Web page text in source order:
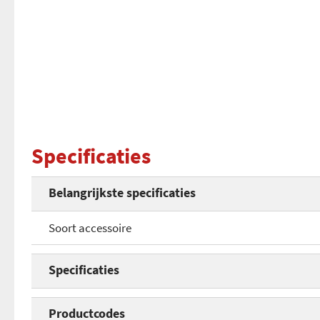
Specificaties
Belangrijkste specificaties
Soort accessoire
Specificaties
Soort accessoire
Productcodes